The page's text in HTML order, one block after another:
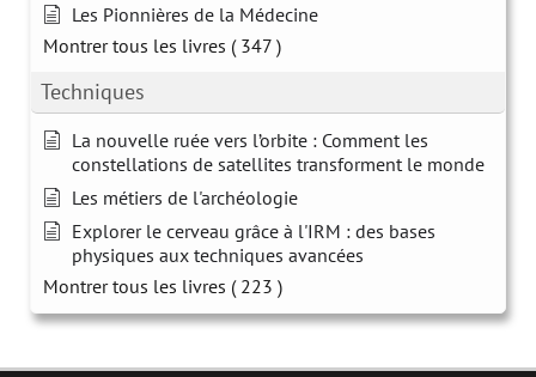
Les Pionnières de la Médecine
Montrer tous les livres ( 347 )
Techniques
La nouvelle ruée vers l’orbite : Comment les
constellations de satellites transforment le monde
Les métiers de l'archéologie
Explorer le cerveau grâce à l'IRM : des bases
physiques aux techniques avancées
Montrer tous les livres ( 223 )